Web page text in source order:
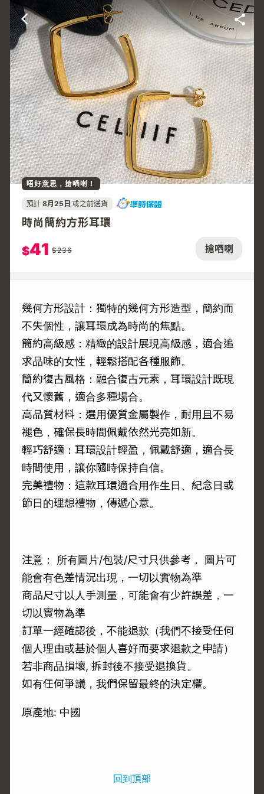
搶哂喇
唔好意思，搶哂喇！
預計 8月25日 或之前送貨
時尚簡約方形耳環
$41 $236
幾何方形設計：獨特的幾何方形造型，簡約而
不失個性，讓耳環成為時尚的焦點。
簡約高級感：精緻的設計展現高級感，適合追
求品味的女性，輕鬆搭配各種服飾。
簡約復古風格：融合復古元素，耳環設計既現
代又懷舊，適合多種場合。
高品質材料：選用優質金屬製作，耐用且不易
褪色，確保長時間佩戴依然光亮如新。
輕巧舒適：耳環設計輕盈，佩戴舒適，適合長
時間使用，讓你隨時保持自信。
完美禮物：這款耳環適合用作生日、紀念日或
節日的理想禮物，傳遞心意。
注意： 所有圖片/包裝/尺寸只供參考， 圖片可
能會有色差情況出現，一切以實物為準
商品尺寸以人手測量，可能會有少許誤差，一
切以實物為準
訂單一經確認後，不能退款（我們不接受任何
個人理由或基於個人喜好而要求退款之申請）
若非商品損壞, 拆封後不接受退換貨。
如有任何爭議，我們保留最終的決定權。
原產地: 中國
回到頂部